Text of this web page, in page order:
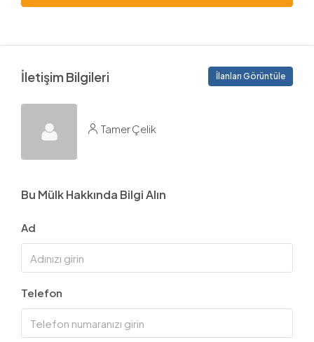
İletişim Bilgileri İlanları Görüntüle
Tamer Çelik
Bu Mülk Hakkında Bilgi Alın
Ad
Telefon